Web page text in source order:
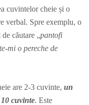
cuvintelor cheie și o
verbal. Spre exemplu, o
căutare „pantofi
mi o pereche de
are 2-3 cuvinte, un
cuvinte. Este